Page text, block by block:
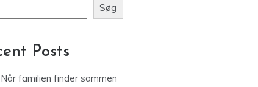
Søg
Posts
Når familien finder sammen